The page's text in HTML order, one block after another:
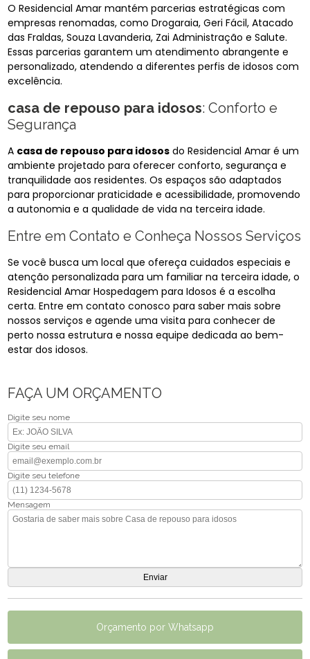
O Residencial Amar mantém parcerias estratégicas com
empresas renomadas, como Drogaraia, Geri Fácil, Atacado
das Fraldas, Souza Lavanderia, Zai Administração e Salute.
Essas parcerias garantem um atendimento abrangente e
personalizado, atendendo a diferentes perfis de idosos com
excelência.
casa de repouso para idosos: Conforto e
Segurança
A casa de repouso para idosos do Residencial Amar é um
ambiente projetado para oferecer conforto, segurança e
tranquilidade aos residentes. Os espaços são adaptados
para proporcionar praticidade e acessibilidade, promovendo
a autonomia e a qualidade de vida na terceira idade.
Entre em Contato e Conheça Nossos Serviços
Se você busca um local que ofereça cuidados especiais e
atenção personalizada para um familiar na terceira idade, o
Residencial Amar Hospedagem para Idosos é a escolha
certa. Entre em contato conosco para saber mais sobre
nossos serviços e agende uma visita para conhecer de
perto nossa estrutura e nossa equipe dedicada ao bem-
estar dos idosos.
FAÇA UM ORÇAMENTO
Digite seu nome
Digite seu email
Digite seu telefone
Mensagem
Orçamento por Whatsapp